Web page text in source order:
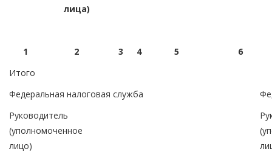
лица)
1 2 3 4 5
6
Итого
Федеральная налоговая служба
Руководитель
(уполномоченное
лицо)